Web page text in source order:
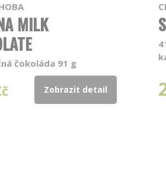
MILK
čokoláda 91 g
Zobrazit detail